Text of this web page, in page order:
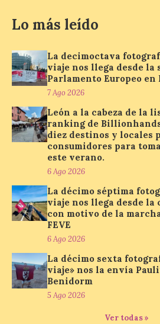
que permite
para observar el
solar del 12 de agosto de
obstáculos. El visor es una
la […]
Paradores renueva su
compromiso con La
como patrocinador
7 Ago 2026
La cadena hotelera
junto al control de
y, como novedad,
Leaders Lounge, dos espacios
para los ciclistas. El recorrido
Vuelta discurrirá junto a 17 […]
Lo más leído
La decimoctava
viaje nos llega desde la
Parlamento Europeo en
7 Ago 2026
León a la cabeza de la
ranking de
diez destinos y locales
consumidores para
este verano.
6 Ago 2026
La décimo séptima
viaje nos llega desde la
con motivo de la
FEVE
6 Ago 2026
La décimo sexta
viaje» nos la envía
Benidorm
5 Ago 2026
Ver todas »